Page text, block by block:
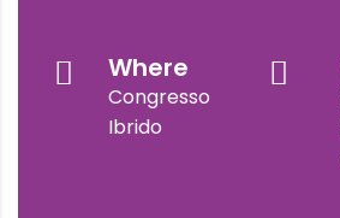
Where
Congresso
Ibrido